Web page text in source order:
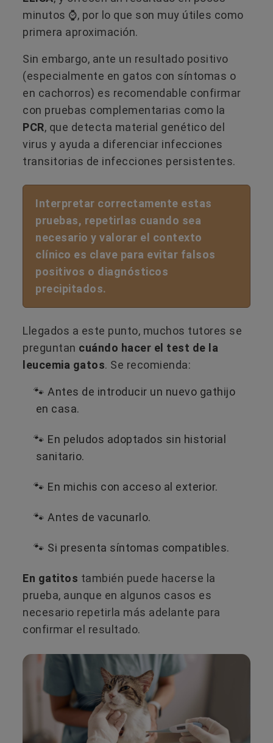
minutos ⌚​, por lo que son muy útiles como
primera aproximación.
Sin embargo, ante un resultado positivo
(especialmente en gatos con síntomas o
en cachorros) es recomendable confirmar
con pruebas complementarias como la
PCR, que detecta material genético del
virus y ayuda a diferenciar infecciones
transitorias de infecciones persistentes.
Interpretar correctamente estas
pruebas, repetirlas cuando sea
necesario y valorar el contexto
clínico es clave para evitar falsos
positivos o diagnósticos
precipitados.
Llegados a este punto, muchos tutores se
preguntan cuándo hacer el test de la
leucemia gatos. Se recomienda:
🐾​ Antes de introducir un nuevo gathijo
en casa.
🐾​ En peludos adoptados sin historial
sanitario.
🐾​ En michis con acceso al exterior.
🐾​ Antes de vacunarlo.
🐾​ Si presenta síntomas compatibles.
En gatitos también puede hacerse la
prueba, aunque en algunos casos es
necesario repetirla más adelante para
confirmar el resultado.